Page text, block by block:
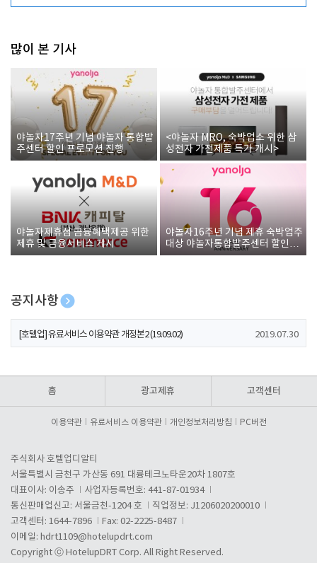
많이 본 기사
야놀자17주년 기념 야놀자 통합발
주센터 할인 프로모션 진행
<야놀자 MRO, 숙박업소 위한 삼
성전자 가전제품 특가 개시>
야놀자제휴점 금융혜택제공 위한
제휴 및 금융서비스 게시
야놀자16주년 기념 제휴 숙박업주
대상 야놀자통합발주센터 할인쿠
폰 증정
공지사항
[호텔업] 개인정보 처리방침 개정본1 (19.09.02)
[호텔업] 유료서비스 이용약관 개정본2 (19.09.02) 2019.07.30
홈 광고제휴 고객센터
이용약관 유료서비스 이용약관 개인정보처리방침 PC버전
주식회사 호텔업디알티
서울특별시 금천구 가산동 691 대륭테크노타운20차 1807호
대표이사: 이송주
사업자등록번호: 441-87-01934
통신판매업신고: 서울금천-1204 호
직업정보: J1206020200010
고객센터: 1644-7896
Fax: 02-2225-8487
이메일: hdrt1109@hotelupdrt.com
Copyright ⓒ HotelupDRT Corp. All Right Reserved.